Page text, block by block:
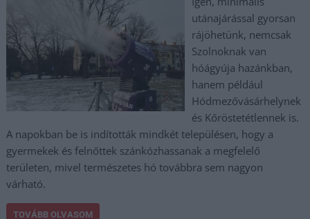
utánajárással gyorsan
rájöhetünk, nemcsak
Szolnoknak van
hóágyúja hazánkban,
hanem például
Hódmezővásárhelynek
és Kőröstetétlennek is.
A napokban be is indították mindkét településen, hogy a
gyermekek és felnőttek szánkózhassanak a megfelelő
területen, mivel természetes hó továbbra sem nagyon
várható.
TOVÁBB OLVASOM